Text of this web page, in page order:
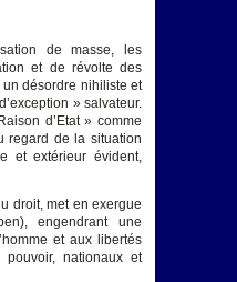
de masse, les
et de révolte des
désordre nihiliste et
» salvateur.
d’Etat » comme
regard de la situation
et extérieur évident,
droit, met en exergue
engendrant une
et aux libertés
nationaux et